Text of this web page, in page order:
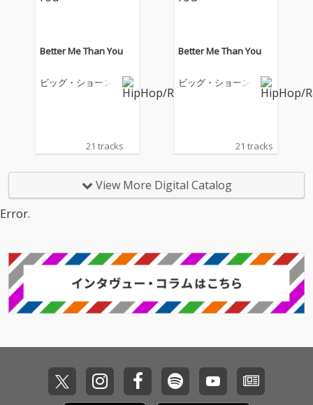
Better Me Than You
ビッグ・ショーン
21 tracks
Better Me Than You
ビッグ・ショーン
21 tracks
View More Digital Catalog
Error.